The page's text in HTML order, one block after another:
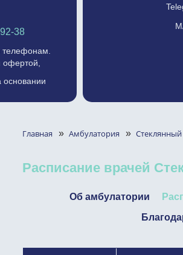
38
телефонам.
основании
Главная » Амбулатория » Стеклянный
Расписание врачей
Об амбулатории